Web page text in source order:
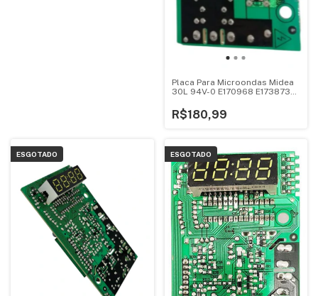
Placa Para Microondas Midea
30L 94V-0 E170968 E173873
R$180,99
ESGOTADO ESGOTADO